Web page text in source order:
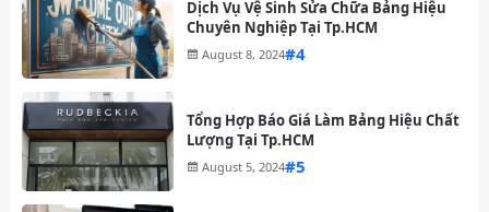
Dịch Vụ Vệ Sinh Sửa Chữa Bảng Hiệu
Chuyên Nghiệp Tại Tp.HCM
August 8, 2024#
Tổng Hợp Báo Giá Làm Bảng Hiệu Chất
Lượng Tại Tp.HCM
August 5, 2024#